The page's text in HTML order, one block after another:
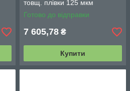
товщ. плівки 125 мкм
Готово до відправки
7 605,78 ₴
Купити